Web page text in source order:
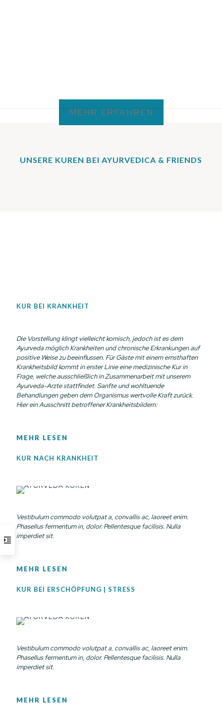
MEHR ERFAHREN
UNSERE KUREN BEI AYURVEDICA & FRIENDS
KUR BEI KRANKHEIT
Die Vorstellung klingt vielleicht komisch, jedoch ist es dem
Ayurveda möglich Krankheiten und chronische Erkrankungen auf
positive Weise zu beeinflussen. Für Gäste mit einem ernsthaften
Krankheitsbild kommt in erster Linie eine medizinische Kur in
Frage, welche ausschließlich in Zusammenarbeit mit unserem
Ayurveda-Arzte stattfindet. Sanfte und wohltuende
Behandlungen geben dem Organismus wertvolle Kraft zurück.
Hier ein Ausschnitt betroffener Krankheitsbildern:
MEHR LESEN
KUR NACH KRANKHEIT
Vestibulum commodo volutpat a, convallis ac, laoreet enim.
Phasellus fermentum in, dolor. Pellentesque facilisis. Nulla
imperdiet sit.
MEHR LESEN
KUR BEI ERSCHÖPFUNG | STRESS
Vestibulum commodo volutpat a, convallis ac, laoreet enim.
Phasellus fermentum in, dolor. Pellentesque facilisis. Nulla
imperdiet sit.
MEHR LESEN